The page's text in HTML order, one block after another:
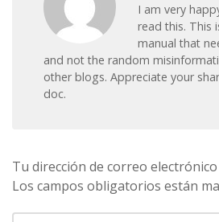
I am very
read this. This
manual that
and not the random
other blogs. Appreciate your
doc.
Tu dirección de correo
Los campos obligatorios están